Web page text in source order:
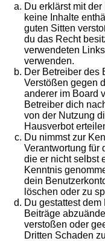
Du erklärst mit
keine Inhalte
guten Sitten
du das Recht
verwendeten
verwenden.
Der Betreiber des
Verstößen gegen
anderer im Board
Betreiber dich
von der Nutzung
Hausverbot
Du nimmst zur
Verantwortung für
die er nicht selbst
Kenntnis
dein
löschen oder zu
Du gestattest
Beiträge
verstoßen oder
Dritten Schaden